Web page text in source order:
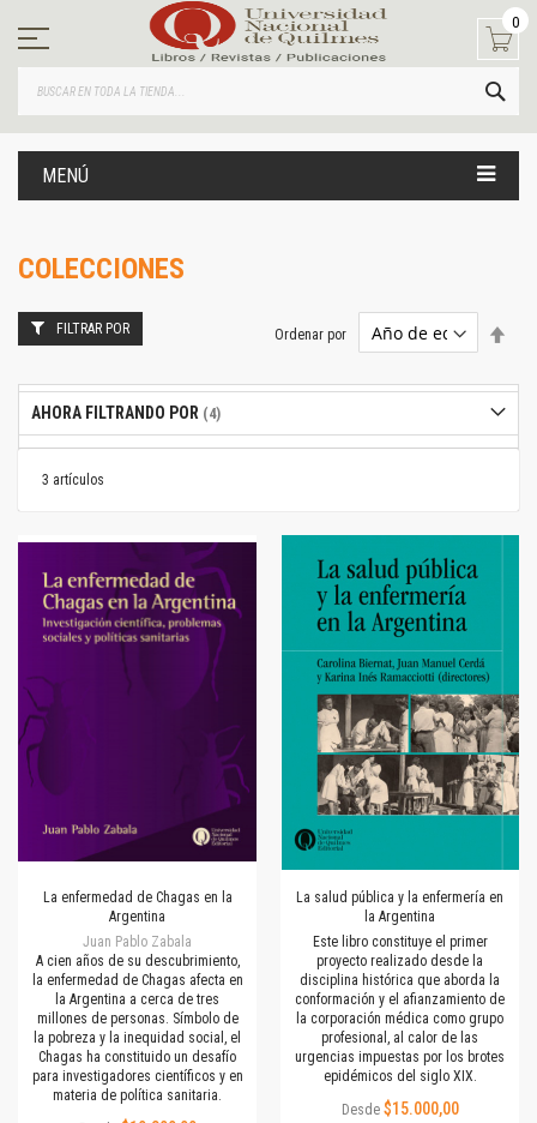
contenido
0
MENÚ
COLECCIONES
3 artículos
Ordenar por
La enfermedad de Chagas en la
Argentina
Juan Pablo Zabala
A cien años de su descubrimiento,
la enfermedad de Chagas afecta en
la Argentina a cerca de tres
millones de personas. Símbolo de
la pobreza y la inequidad social, el
Chagas ha constituido un desafío
para investigadores científicos y en
materia de política sanitaria.
La salud pública y la enfermería en
la Argentina
Este libro constituye el primer
proyecto realizado desde la
disciplina histórica que aborda la
conformación y el afianzamiento de
la corporación médica como grupo
profesional, al calor de las
urgencias impuestas por los brotes
epidémicos del siglo XIX.
Desde $15.000,00
FILTRAR POR
AHORA FILTRANDO POR